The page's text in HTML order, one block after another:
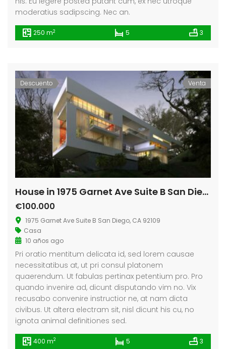
moderatius sadipscing. Nec an.
250 m2 5 3
Descuento Venta
House in 1975 Garnet Ave Suite B San Diego
€100.000
1975 Garnet Ave Suite B San Diego, CA 92109
Casa
10 años ago
Pri oratio mentitum delicata id, sed lorem causae
necessitatibus at, ut pri consul platonem
quaerendum. Ut fabulas pertinax petentium pro. Pro
quando invenire ad, dicunt disputando vim no. Vix
recusabo convenire instructior ne, at nam dicta
civibus. Ut altera electram sit, nisl dicunt his cu, no
ignota animal definitiones sed.
400 m2 5 3